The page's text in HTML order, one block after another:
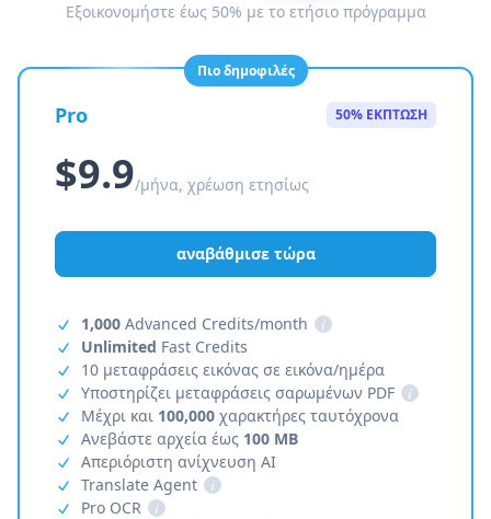
Εξοικονομήστε έως 50% με το ετήσιο πρόγραμμα
Πιο δημοφιλές
Pro 50% ΕΚΠΤΩΣΗ
$9.9/μήνα, χρέωση ετησίως
αναβάθμισε τώρα
1,000 Advanced Credits/month
i
Unlimited Fast Credits
10 μεταφράσεις εικόνας σε εικόνα/ημέρα
Υποστηρίζει μεταφράσεις σαρωμένων PDF
i
Μέχρι και 100,000 χαρακτήρες ταυτόχρονα
Ανεβάστε αρχεία έως 100 MB
Απεριόριστη ανίχνευση AI
Translate Agent
i
Pro OCR
i